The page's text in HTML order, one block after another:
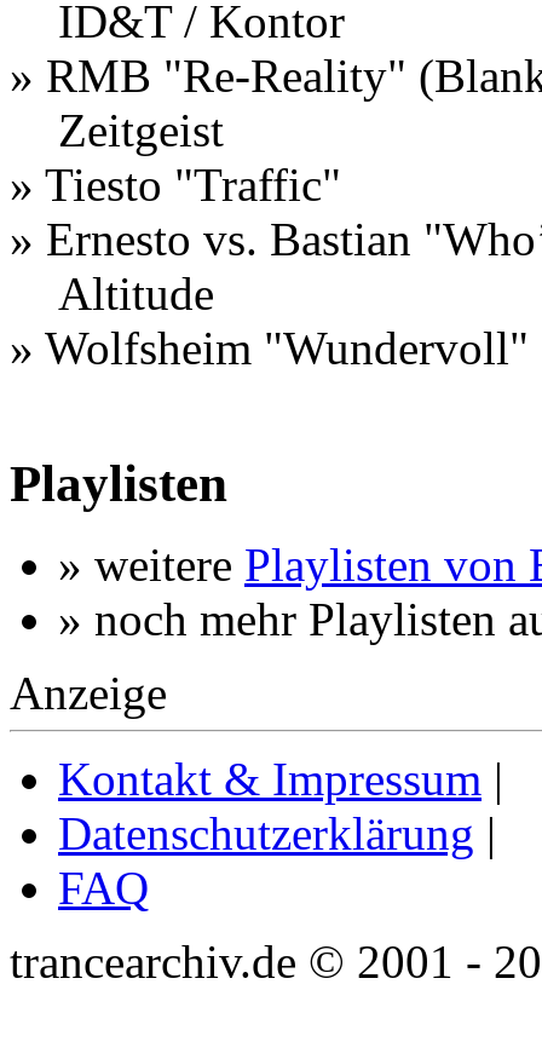
ID&T / Kontor
» RMB "Re-Reality"
Zeitgeist
» Tiesto "Traffic"
» Ernesto vs. Bastian
Altitude
» Wolfsheim
Playlisten
» weitere Playlisten von
» noch mehr Playlisten
Anzeige
Kontakt & Impressum |
Datenschutzerklärung |
FAQ
trancearchiv.de © 2001 -